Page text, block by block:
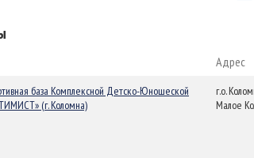
Адрес
база Комплексной Детско-Юношеской
(г. Коломна)
г.о.
Малое